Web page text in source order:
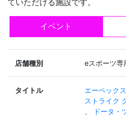
イベント
店舗種別 eスポーツ専
タイトル エーペック
ストライク
ドータ・